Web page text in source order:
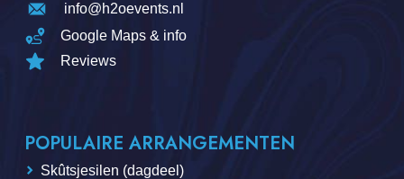
info@h2oevents.nl
Google Maps & info
Reviews
POPULAIRE ARRANGEMENTEN
Skûtsjesilen (dagdeel)